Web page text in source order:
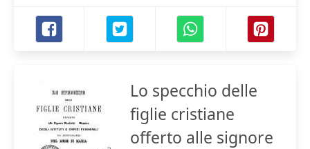
Lo specchio delle
figlie cristiane
offerto alle signore